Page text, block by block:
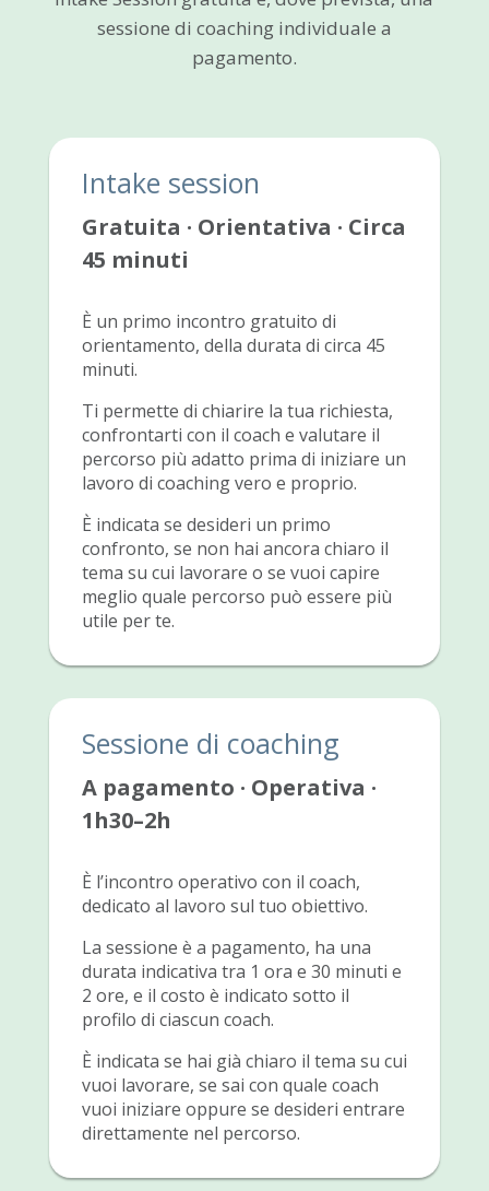
sessione di coaching individuale a
pagamento.
Intake session
Gratuita · Orientativa · Circa
45 minuti
È un primo incontro gratuito di
orientamento, della durata di circa 45
minuti.
Ti permette di chiarire la tua richiesta,
confrontarti con il coach e valutare il
percorso più adatto prima di iniziare un
lavoro di coaching vero e proprio.
È indicata se desideri un primo
confronto, se non hai ancora chiaro il
tema su cui lavorare o se vuoi capire
meglio quale percorso può essere più
utile per te.
Sessione di coaching
A pagamento · Operativa ·
1h30–2h
È l’incontro operativo con il coach,
dedicato al lavoro sul tuo obiettivo.
La sessione è a pagamento, ha una
durata indicativa tra 1 ora e 30 minuti e
2 ore, e il costo è indicato sotto il
profilo di ciascun coach.
È indicata se hai già chiaro il tema su cui
vuoi lavorare, se sai con quale coach
vuoi iniziare oppure se desideri entrare
direttamente nel percorso.